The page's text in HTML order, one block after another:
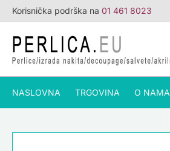
Skip
to
content
Korisnička podrška na 01 461 8023
NASLOVNA TRGOVINA O NAMA